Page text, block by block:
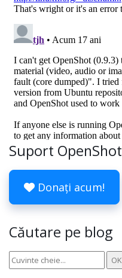
Suport OpenShot
Donați acum!
Căutare pe blog